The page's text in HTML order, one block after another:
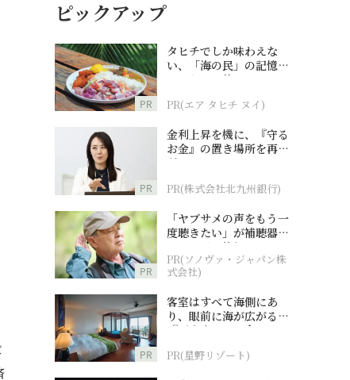
ピックアップ
PR
タヒチでしか味わえな
い、「海の民」の記憶へ
とつながる旅
PR(エア タヒチ ヌイ)
PR
金利上昇を機に、『守る
お金』の置き場所を再検
討
PR(株式会社北九州銀行)
PR
「ヤブサメの声をもう一
度聴きたい」が補聴器チ
ャレンジの後押しに
PR(ソノヴァ・ジャパン株
式会社)
PR
客室はすべて海側にあ
り、眼前に海が広がる
『西表島ホテル by 星野
PR(星野リゾート)